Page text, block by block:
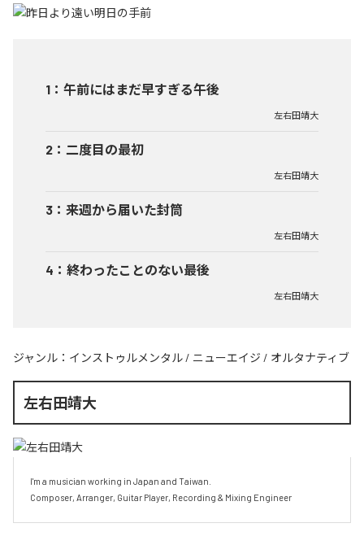
1 ： 午前にはまだ早すぎる午後
左右田靖大
2 ： 二度目の最初
左右田靖大
3 ： 来週から届いた封筒
左右田靖大
4 ： 終わったことのない最後
左右田靖大
ジャンル： インストゥルメンタル / ニューエイジ / オルタナティブ
左右田靖大
I'm a musician working in Japan and Taiwan.
Composer, Arranger, Guitar Player, Recording & Mixing Engineer